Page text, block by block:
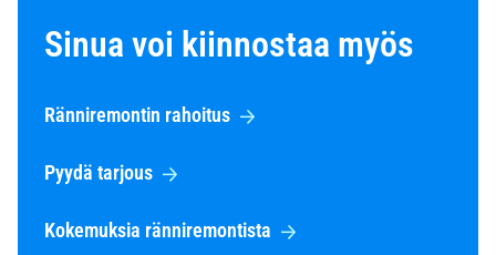
Sinua voi kiinnostaa myös
Ränniremontin rahoitus
Pyydä tarjous
Kokemuksia ränniremontista